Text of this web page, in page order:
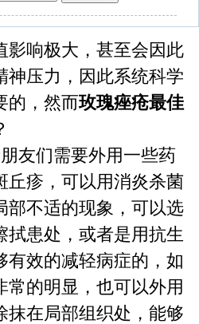
影响极大，甚至会因此
神压力，因此系统科学
的，然而玫瑰痤疮最佳
友们需要外用一些药
丘疹，可以用消炎杀菌
部不适的现象，可以选
拭患处，或者是用抗生
有效的减轻病症的，如
常的明显，也可以外用
抹在局部组织处，能够